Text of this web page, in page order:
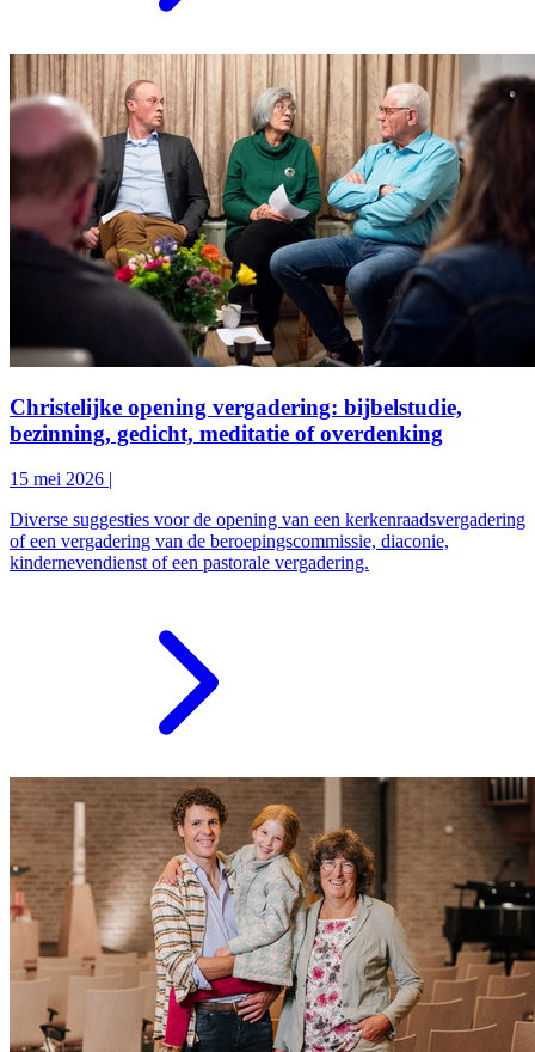
Christelijke opening vergadering: bijbelstudie,
bezinning, gedicht, meditatie of overdenking
15 mei 2026 |
Diverse suggesties voor de opening van een kerkenraadsvergadering
of een vergadering van de beroepingscommissie, diaconie,
kindernevendienst of een pastorale vergadering.